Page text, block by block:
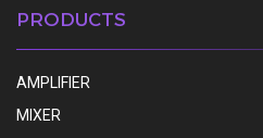
PRODUCTS
AMPLIFIER
MIXER